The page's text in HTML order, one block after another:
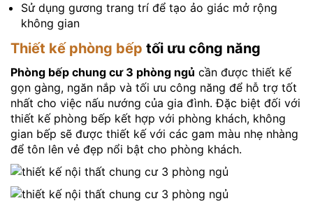
Sử dụng gương trang trí để tạo ảo giác mở rộng
không gian
Thiết kế phòng bếp tối ưu công năng
Phòng bếp chung cư 3 phòng ngủ cần được thiết kế
gọn gàng, ngăn nắp và tối ưu công năng để hỗ trợ tốt
nhất cho việc nấu nướng của gia đình. Đặc biệt đối với
thiết kế phòng bếp kết hợp với phòng khách, không
gian bếp sẽ được thiết kế với các gam màu nhẹ nhàng
để tôn lên vẻ đẹp nổi bật cho phòng khách.